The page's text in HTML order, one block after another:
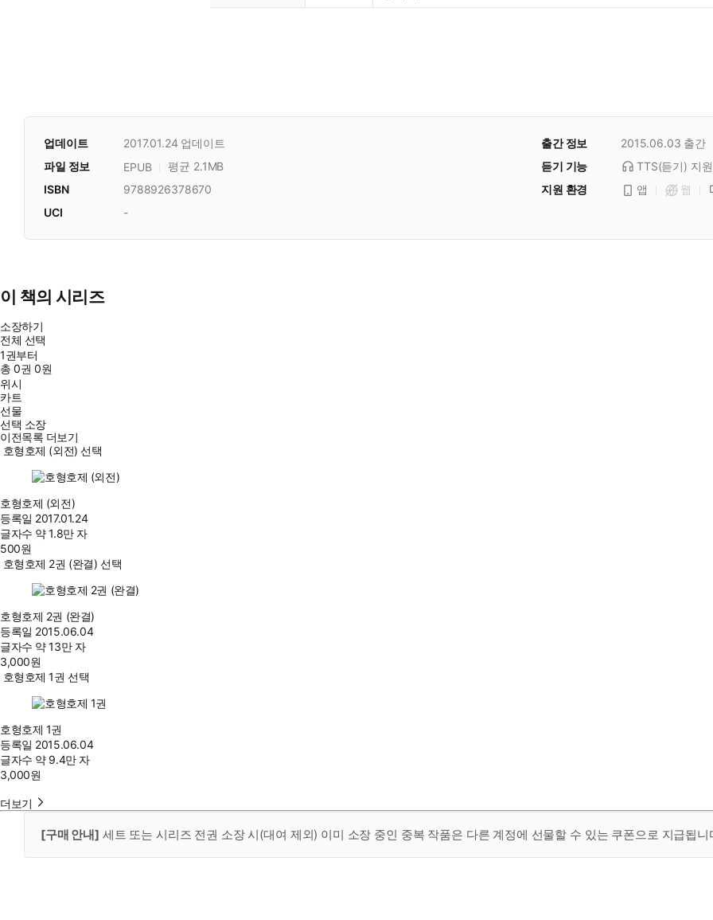
업데이트 2017.01.24 업데이트 출간 정보 2015.06.03 출간
듣기 기능
TTS(듣기) 지원
파일 정보 EPUB
평균 2.1MB
지원 환경
앱 웹
ISBN
9788926378670
UCI
-
이 책의 시리즈
소장하기
전체 선택
1권부터
총0권 0원
위시
카트
선물
선택 소장
이전목록 더보기
호형호제 (외전) 선택
호형호제 (외전)
등록일 2017.01.24
글자수 약 1.8만 자
500원
호형호제 2권 (완결) 선택
호형호제 2권 (완결)
등록일 2015.06.04
글자수 약 13만 자
3,000원
호형호제 1권 선택
호형호제 1권
등록일 2015.06.04
글자수 약 9.4만 자
3,000원
더보기
[구매 안내] 세트 또는 시리즈 전권 소장 시(대여 제외) 이미 소장 중인 중복 작품은 다른 계정에 선물할 수 있는 쿠폰으로 지급됩니